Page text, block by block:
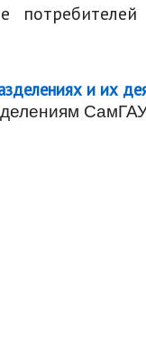
потребителей
и их